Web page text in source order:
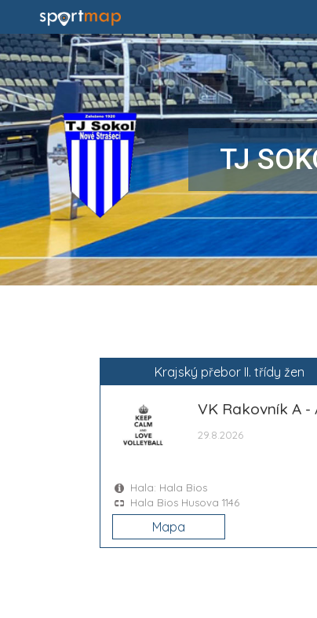
TJ
Krajský přebor II. třídy žen
VK Rakovník A -
29.8.2026
Hala: Hala Bios
Hala Bios Husova 1146
Mapa